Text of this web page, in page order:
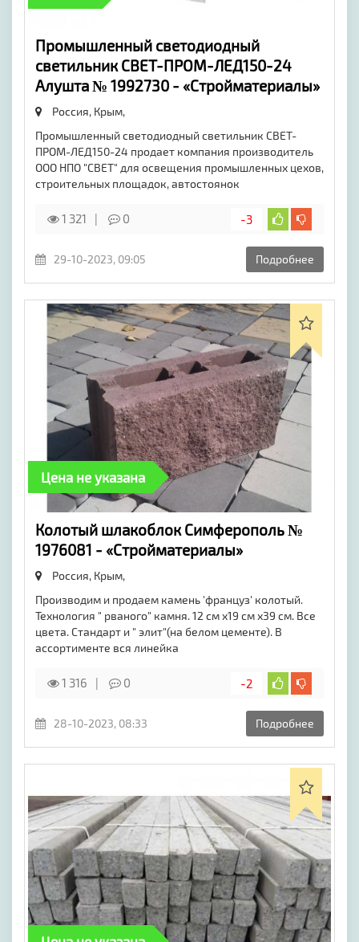
Промышленный светодиодный
светильник СВЕТ-ПРОМ-ЛЕД150-24
Алушта № 1992730 - «Стройматериалы»
Россия, Крым,
Промышленный светодиодный светильник СВЕТ-
ПРОМ-ЛЕД150-24 продает компания производитель
ООО НПО "СВЕТ" для освещения промышленных цехов,
строительных площадок, автостоянок
1 321 0 -3
29-10-2023, 09:05 Подробнее
Цена не указана
Колотый шлакоблок Симферополь №
1976081 - «Стройматериалы»
Россия, Крым,
Производим и продаем камень 'француз' колотый.
Технология " рваного" камня. 12 см х19 см х39 см. Все
цвета. Стандарт и " элит"(на белом цементе). В
ассортименте вся линейка
1 316 0 -2
28-10-2023, 08:33 Подробнее